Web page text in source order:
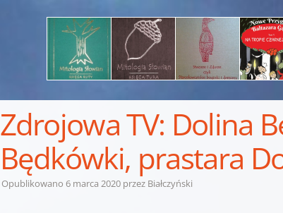
Zdrojowa TV: Dolina
Będkówki, prastara
Opublikowano6 marca 2020 przez Białczyński